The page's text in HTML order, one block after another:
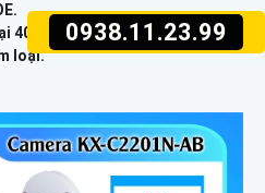
0938.11.23.99
40m Hồng Ngoại Smart IR.
loại.